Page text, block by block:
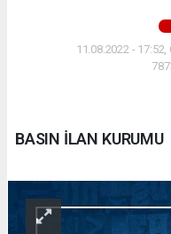
11.08.2022 -
BASIN İLAN KURUMU